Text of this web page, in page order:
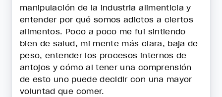
manipulación de la industria alimenticia y
entender por qué somos adictos a ciertos
alimentos. Poco a poco me fui sintiendo
bien de salud, mi mente más clara, baja de
peso, entender los procesos internos de
antojos y cómo al tener una comprensión
de esto uno puede decidir con una mayor
voluntad que comer.